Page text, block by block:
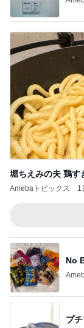
堀ちえみの夫 鶏す
Amebaトピックス 1
No
プ